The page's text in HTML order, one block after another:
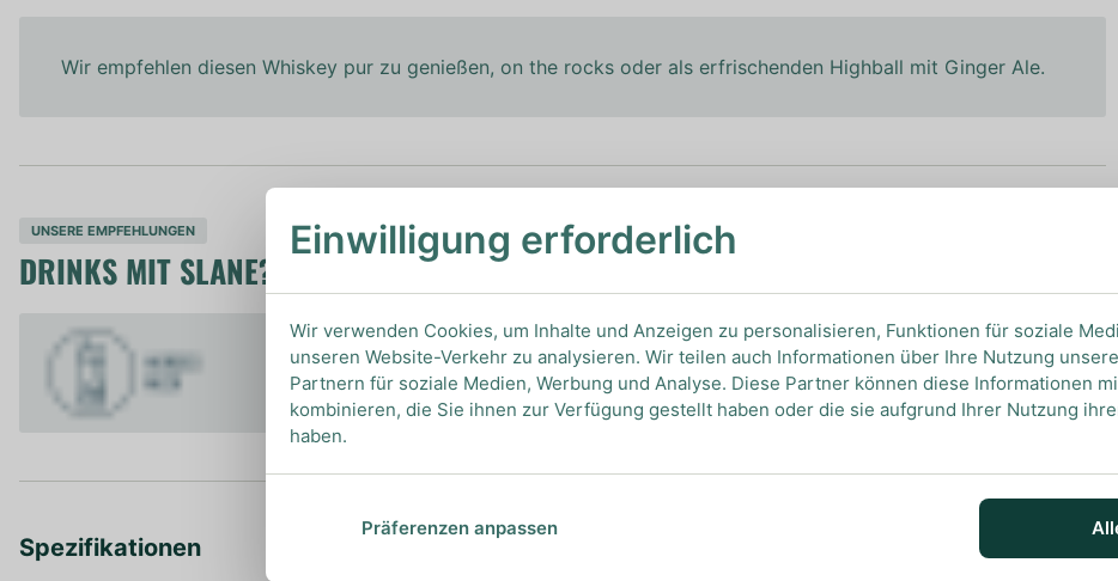
Wir empfehlen diesen Whiskey pur zu genießen, on the rocks oder als erfrischenden Highball mit Ginger Ale.
UNSERE EMPFEHLUNGEN
DRINKS MIT SLANE? UNSERE EMPFEHLUNGEN
Ansehen
Spezifikationen
Einwilligung erforderlich
Wir verwenden Cookies, um Inhalte und Anzeigen zu personalisieren, Funktionen für soziale
unseren Website-Verkehr zu analysieren. Wir teilen auch Informationen über Ihre Nutzung
Partnern für soziale Medien, Werbung und Analyse. Diese Partner können diese Informationen
kombinieren, die Sie ihnen zur Verfügung gestellt haben oder die sie aufgrund Ihrer Nutzung
haben.
Präferenzen anpassen